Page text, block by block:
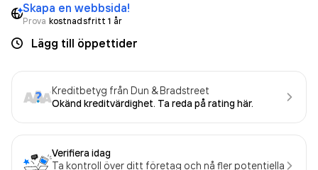
Skapa en webbsida!
Prova kostnadsfritt 1 år
Lägg till öppettider
Kreditbetyg från Dun & Bradstreet
Okänd kreditvärdighet. Ta reda på rating här.
Verifiera idag
Ta kontroll över ditt företag och nå fler potentiella